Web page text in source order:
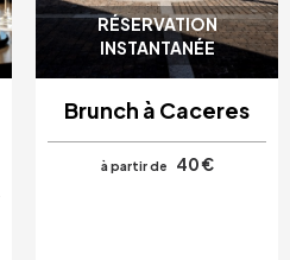
RÉSERVATION
INSTANTANÉE
Brunch à Caceres
à partir de 40 €